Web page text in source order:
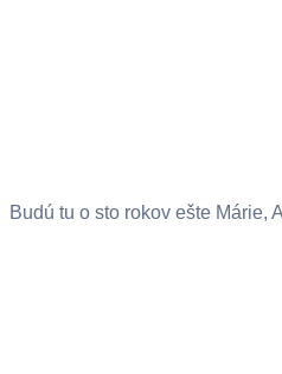
Budú tu o sto rokov ešte Márie,